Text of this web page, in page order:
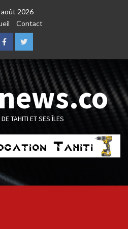
août 2026
Contact
FacebookTwitter
TAHITI ET SES ÎLES